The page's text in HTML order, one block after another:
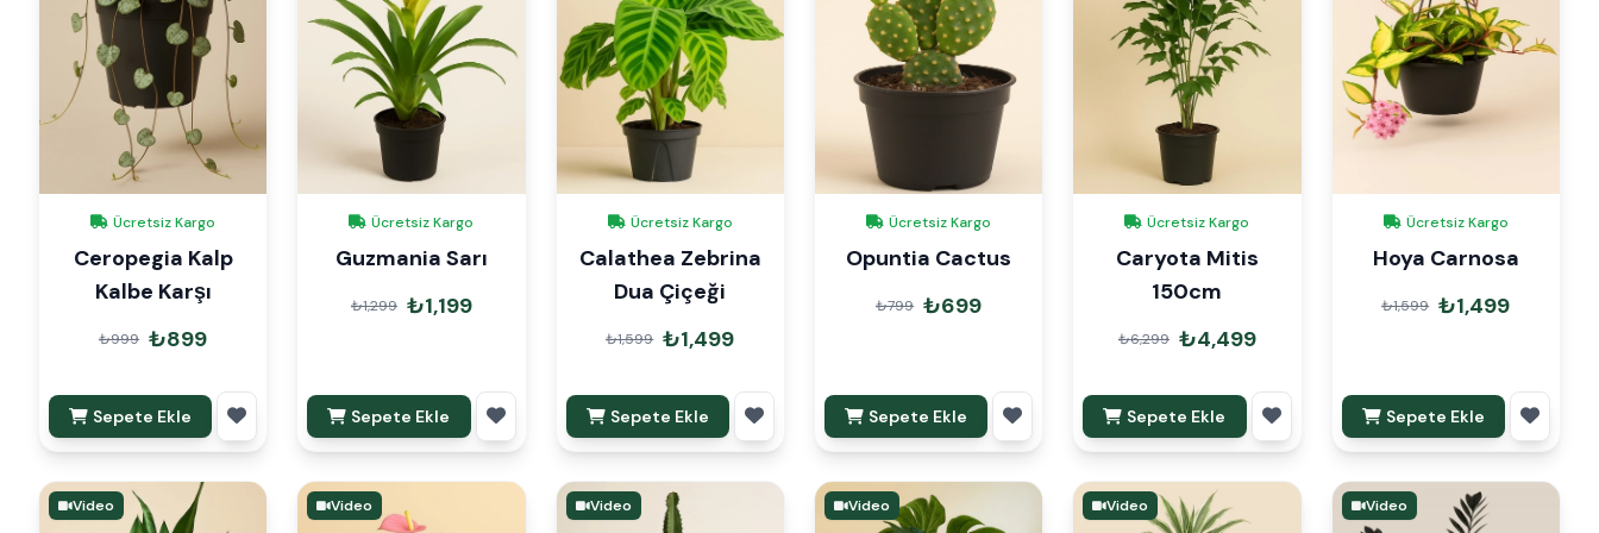
Ücretsiz Kargo
Ceropegia Kalp
Kalbe Karşı
₺999 ₺899
Sepete Ekle
Ücretsiz Kargo
Guzmania Sarı
₺1,299 ₺1,199
Sepete Ekle
Ücretsiz Kargo
Calathea Zebrina
Dua Çiçeği
₺1,599 ₺1,499
Sepete Ekle
Ücretsiz Kargo
Opuntia Cactus
₺799 ₺699
Sepete Ekle
Ücretsiz Kargo
Caryota Mitis
150cm
₺6,299 ₺4,499
Sepete Ekle
Ücretsiz Kargo
Hoya Carnosa
₺1,599 ₺1,499
Sepete Ekle
Video Video Video Video Video Video